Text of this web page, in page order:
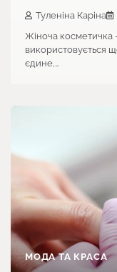
Туленіна Каріна
Жіноча косметичка
використовується
єдине,…
МОДА ТА КРАСА